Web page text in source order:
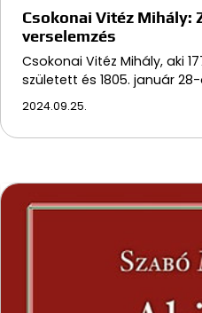
Csokonai Vitéz Mihály:
verselemzés
Csokonai Vitéz Mihály, aki
született és 1805. január
2024.09.25.